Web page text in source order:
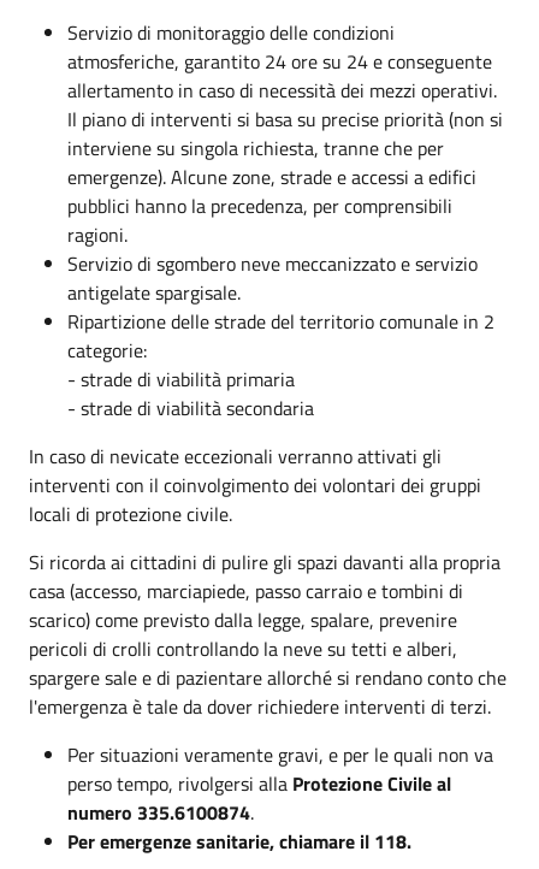
Servizio di monitoraggio delle condizioni
atmosferiche, garantito 24 ore su 24 e conseguente
allertamento in caso di necessità dei mezzi operativi.
Il piano di interventi si basa su precise priorità (non si
interviene su singola richiesta, tranne che per
emergenze). Alcune zone, strade e accessi a edifici
pubblici hanno la precedenza, per comprensibili
ragioni.
Servizio di sgombero neve meccanizzato e servizio
antigelate spargisale.
Ripartizione delle strade del territorio comunale in 2
categorie:
- strade di viabilità primaria
- strade di viabilità secondaria
In caso di nevicate eccezionali verranno attivati gli
interventi con il coinvolgimento dei volontari dei gruppi
locali di protezione civile.
Si ricorda ai cittadini di pulire gli spazi davanti alla propria
casa (accesso, marciapiede, passo carraio e tombini di
scarico) come previsto dalla legge, spalare, prevenire
pericoli di crolli controllando la neve su tetti e alberi,
spargere sale e di pazientare allorché si rendano conto che
l'emergenza è tale da dover richiedere interventi di terzi.
Per situazioni veramente gravi, e per le quali non va
perso tempo, rivolgersi alla Protezione Civile al
numero 335.6100874.
Per emergenze sanitarie, chiamare il 118.